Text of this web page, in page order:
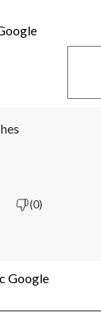
(0)
Google